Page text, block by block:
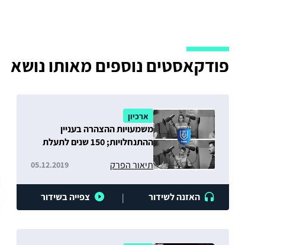
פודקאסטים נוספים מאותו נושא
ארכיון
משמעויות ההצהרה בעניין
ההתנחלויות; 150 שנים לתעלת
העורק של מצרים
תיאור הפרק 05.12.2019
האזנה לשידור | צפייה בשידור